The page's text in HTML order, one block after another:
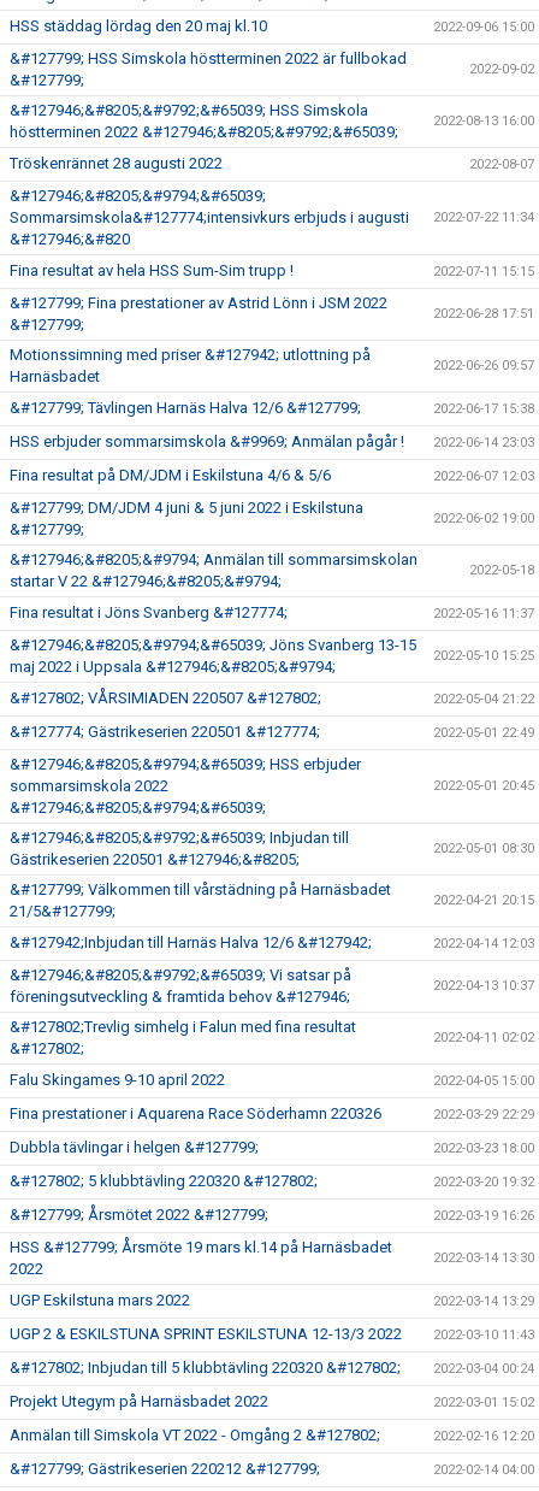
HSS städdag lördag den 20 maj kl.10
2022-09-06 15:00
&#127799; HSS Simskola höstterminen 2022 är fullbokad
&#127799;
2022-09-02
&#127946;&#8205;&#9792;&#65039; HSS Simskola
höstterminen 2022 &#127946;&#8205;&#9792;&#65039;
2022-08-13 16:00
Tröskenrännet 28 augusti 2022 2022-08-07
&#127946;&#8205;&#9794;&#65039;
Sommarsimskola&#127774;intensivkurs erbjuds i augusti
&#127946;&#820
2022-07-22 11:34
Fina resultat av hela HSS Sum-Sim trupp ! 2022-07-11 15:15
&#127799; Fina prestationer av Astrid Lönn i JSM 2022
&#127799;
2022-06-28 17:51
Motionssimning med priser &#127942; utlottning på
Harnäsbadet
2022-06-26 09:57
&#127799; Tävlingen Harnäs Halva 12/6 &#127799; 2022-06-17 15:38
HSS erbjuder sommarsimskola &#9969; Anmälan pågår ! 2022-06-14 23:03
Fina resultat på DM/JDM i Eskilstuna 4/6 & 5/6 2022-06-07 12:03
&#127799; DM/JDM 4 juni & 5 juni 2022 i Eskilstuna
&#127799;
2022-06-02 19:00
&#127946;&#8205;&#9794; Anmälan till sommarsimskolan
startar V 22 &#127946;&#8205;&#9794;
2022-05-18
Fina resultat i Jöns Svanberg &#127774; 2022-05-16 11:37
&#127946;&#8205;&#9794;&#65039; Jöns Svanberg 13-15
maj 2022 i Uppsala &#127946;&#8205;&#9794;
2022-05-10 15:25
&#127802; VÅRSIMIADEN 220507 &#127802; 2022-05-04 21:22
&#127774; Gästrikeserien 220501 &#127774; 2022-05-01 22:49
&#127946;&#8205;&#9794;&#65039; HSS erbjuder
sommarsimskola 2022
&#127946;&#8205;&#9794;&#65039;
2022-05-01 20:45
&#127946;&#8205;&#9792;&#65039; Inbjudan till
Gästrikeserien 220501 &#127946;&#8205;
2022-05-01 08:30
&#127799; Välkommen till vårstädning på Harnäsbadet
21/5&#127799;
2022-04-21 20:15
&#127942;Inbjudan till Harnäs Halva 12/6 &#127942; 2022-04-14 12:03
&#127946;&#8205;&#9792;&#65039; Vi satsar på
föreningsutveckling & framtida behov &#127946;
2022-04-13 10:37
&#127802;Trevlig simhelg i Falun med fina resultat
&#127802;
2022-04-11 02:02
Falu Skingames 9-10 april 2022 2022-04-05 15:00
Fina prestationer i Aquarena Race Söderhamn 220326 2022-03-29 22:29
Dubbla tävlingar i helgen &#127799; 2022-03-23 18:00
&#127802; 5 klubbtävling 220320 &#127802; 2022-03-20 19:32
&#127799; Årsmötet 2022 &#127799; 2022-03-19 16:26
HSS &#127799; Årsmöte 19 mars kl.14 på Harnäsbadet
2022
2022-03-14 13:30
UGP Eskilstuna mars 2022 2022-03-14 13:29
UGP 2 & ESKILSTUNA SPRINT ESKILSTUNA 12-13/3 2022 2022-03-10 11:43
&#127802; Inbjudan till 5 klubbtävling 220320 &#127802; 2022-03-04 00:24
Projekt Utegym på Harnäsbadet 2022 2022-03-01 15:02
Anmälan till Simskola VT 2022 - Omgång 2 &#127802; 2022-02-16 12:20
&#127799; Gästrikeserien 220212 &#127799; 2022-02-14 04:00